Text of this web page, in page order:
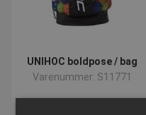
UNIHOC boldpose / bag
Varenummer: S11771